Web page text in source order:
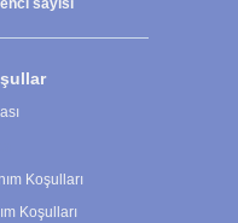
sayısı
Koşulları
Koşulları